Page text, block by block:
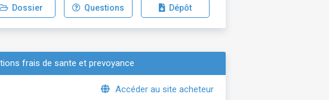
Dossier Questions Dépôt
frais de sante et prevoyance
Accéder au site acheteur